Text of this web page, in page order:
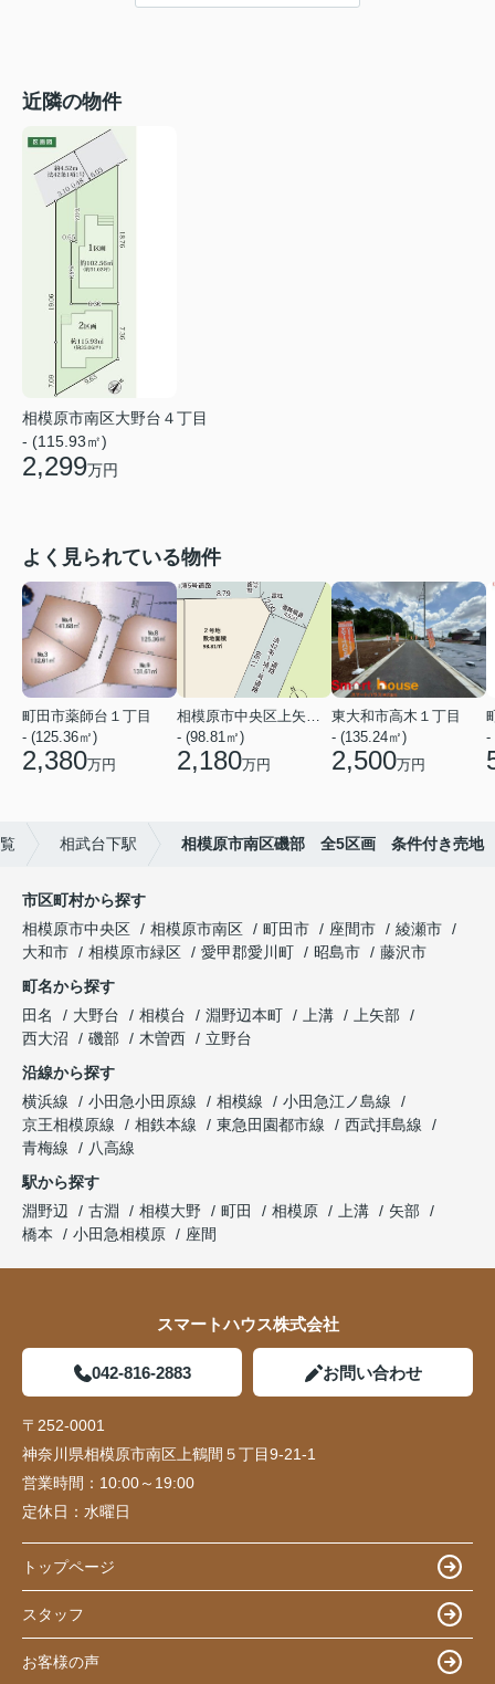
近隣の物件
相模原市南区大野台４丁目
- (115.93㎡)
2,299万円
よく見られている物件
町田市薬師台１丁目
- (125.36㎡)
2,380万円
相模原市中央区上矢部４丁目
- (98.81㎡)
2,180万円
東大和市高木１丁目
- (135.24㎡)
2,500万円
-
相武台下駅 相模原市南区磯部 全5区画 条件付き売地
市区町村から探す
相模原市中央区
相模原市南区 町田市 座間市
綾瀬市
大和市
相模原市緑区 愛甲郡愛川町 昭島市
藤沢市
町名から探す
田名
大野台 相模台 淵野辺本町 上溝
上矢部
西大沼
磯部 木曽西
立野台
沿線から探す
横浜線
小田急小田原線 相模線
小田急江ノ島線
京王相模原線
相鉄本線 東急田園都市線
西武拝島線
青梅線
八高線
駅から探す
淵野辺
古淵 相模大野 町田 相模原 上溝
矢部
橋本
小田急相模原 座間
スマートハウス株式会社
042-816-2883 お問い合わせ
〒252-0001
神奈川県相模原市南区上鶴間５丁目9-21-1
営業時間： 10:00～19:00
定休日： 水曜日
トップページ
スタッフ
お客様の声